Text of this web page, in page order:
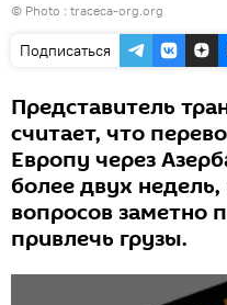
© Photo : traceca-org.org
Подписаться
Представитель
считает, что
Европу через
более двух
вопросов заметно
привлечь грузы.